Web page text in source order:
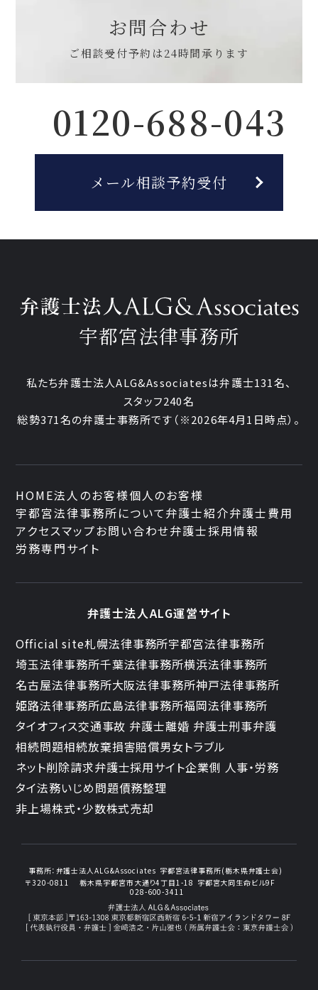
お問合わせ
ご相談受付予約は24時間承ります
0120-688-043
メール相談予約受付
宇都宮法律事務所
私たち弁護士法人ALG&Associatesは弁護士131名、
スタッフ240名
総勢371名の弁護士事務所です （※2026年4月1日時点）。
HOME法人のお客様個人のお客様
宇都宮法律事務所について弁護士紹介弁護士費用
アクセスマップお問い合わせ弁護士採用情報
労務専門サイト
弁護士法人ALG運営サイト
Official site札幌法律事務所宇都宮法律事務所
埼玉法律事務所千葉法律事務所横浜法律事務所
名古屋法律事務所大阪法律事務所神戸法律事務所
姫路法律事務所広島法律事務所福岡法律事務所
タイオフィス交通事故 弁護士離婚 弁護士刑事弁護
相続問題相続放棄損害賠償男女トラブル
ネット削除請求弁護士採用サイト企業側 人事・労務
タイ法務いじめ問題債務整理
非上場株式・少数株式売却
事務所： 弁護士法人ALG&Associates 宇都宮法律事務所(栃木県弁護士会)
〒320-0811
栃木県宇都宮市大通り4丁目1-18 宇都宮大同生命ビル9F
028-600-3411